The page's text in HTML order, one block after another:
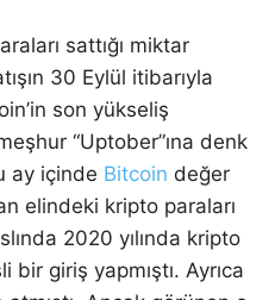
sattığı miktar
30 Eylül itibarıyla
son yükseliş
“Uptober”ına denk
ay içinde Bitcoin değer
elindeki kripto paraları
2020 yılında kripto
bir giriş yapmıştı. Ayrıca